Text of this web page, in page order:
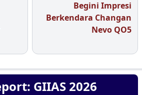
Begini Impresi
Berkendara Changan
Nevo QO5
GIIAS 2026